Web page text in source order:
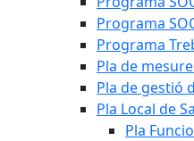
Programa
Programa
Pla de
Pla de gestió
Pla Local de
Pla